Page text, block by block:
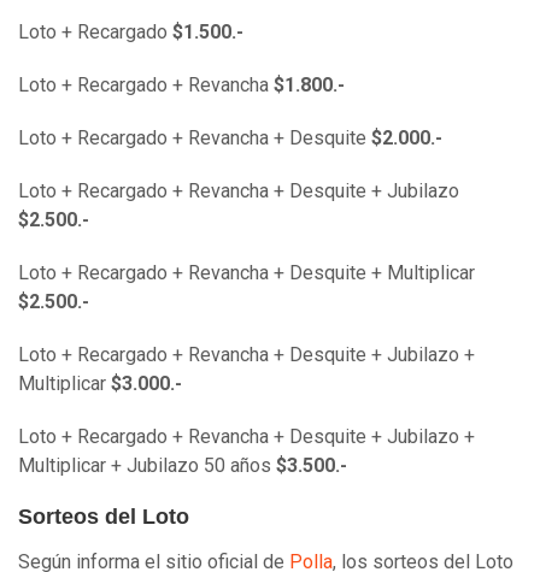
Loto + Recargado $1.500.-
Loto + Recargado + Revancha $1.800.-
Loto + Recargado + Revancha + Desquite $2.000.-
Loto + Recargado + Revancha + Desquite + Jubilazo
$2.500.-
Loto + Recargado + Revancha + Desquite + Multiplicar
$2.500.-
Loto + Recargado + Revancha + Desquite + Jubilazo +
Multiplicar $3.000.-
Loto + Recargado + Revancha + Desquite + Jubilazo +
Multiplicar + Jubilazo 50 años $3.500.-
Sorteos del Loto
Según informa el sitio oficial de Polla, los sorteos del Loto